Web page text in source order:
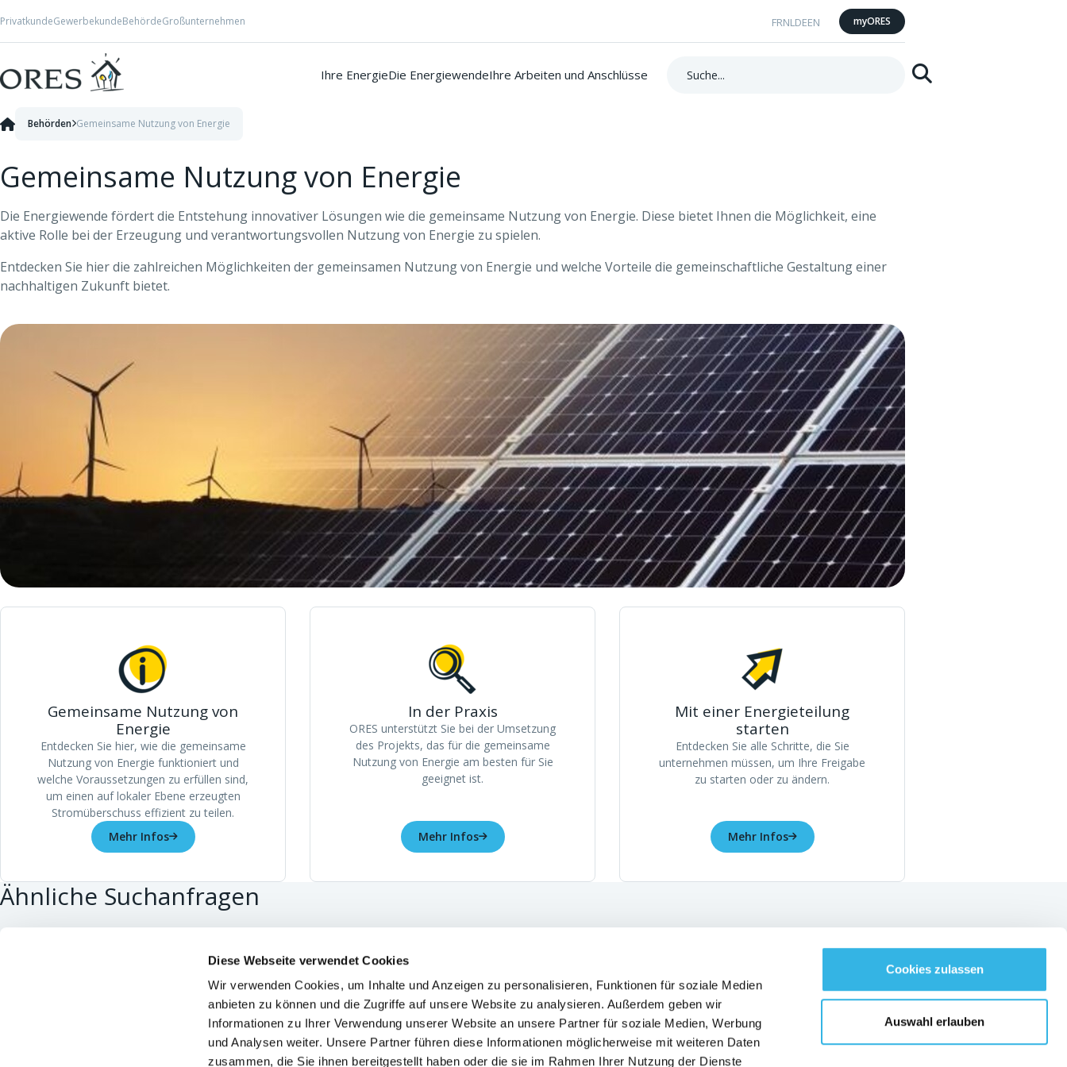
Diese Webseite verwendet Cookies
Wir verwenden Cookies, um Inhalte und Anzeigen zu personalisieren, Funktionen für soziale Medien
anbieten zu können und die Zugriffe auf unsere Website zu analysieren. Außerdem geben wir
Informationen zu Ihrer Verwendung unserer Website an unsere Partner für soziale Medien, Werbung
und Analysen weiter. Unsere Partner führen diese Informationen möglicherweise mit weiteren Daten
zusammen, die Sie ihnen bereitgestellt haben oder die sie im Rahmen Ihrer Nutzung der Dienste
Cookies zulassen
Auswahl erlauben
Ihre EnergieDie EnergiewendeIhre Arbeiten und Anschlüsse Suchen
PrivatkundeGewerbekundeBehördeGroßunternehmen FRNL DEEN myORES
Gemeinsame Nutzung von Energie
Die Energiewende fördert die Entstehung innovativer Lösungen wie die gemeinsame Nutzung von Energie. Diese bietet Ihnen die Möglichkeit, eine
aktive Rolle bei der Erzeugung und verantwortungsvollen Nutzung von Energie zu spielen.
Entdecken Sie hier die zahlreichen Möglichkeiten der gemeinsamen Nutzung von Energie und welche Vorteile die gemeinschaftliche Gestaltung einer
nachhaltigen Zukunft bietet.
Behörden Gemeinsame Nutzung von Energie
Gemeinsame Nutzung von
Energie
Entdecken Sie hier, wie die gemeinsame
Nutzung von Energie funktioniert und
welche Voraussetzungen zu erfüllen sind,
um einen auf lokaler Ebene erzeugten
Stromüberschuss effizient zu teilen.
Mehr Infos
In der Praxis
ORES unterstützt Sie bei der Umsetzung
des Projekts, das für die gemeinsame
Nutzung von Energie am besten für Sie
geeignet ist.
Mehr Infos
Mit einer Energieteilung
starten
Entdecken Sie alle Schritte, die Sie
unternehmen müssen, um Ihre Freigabe
zu starten oder zu ändern.
Mehr Infos
Ähnliche Suchanfragen
Energie erzeugen
ÜBER ORES
Unser Geschäft
Nützlichen Dokumente
JOBNEWS BLEIBEN SIE MIT UNS VERBUNDEN!
Deutsch